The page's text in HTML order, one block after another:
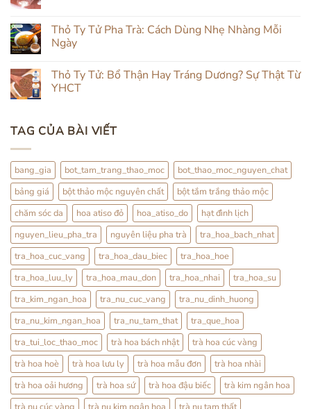
Đắp
Mặt
&
Mộc
Trong
Ra
Đình
Lịch
Kết
luận
Review
Lịch
Thỏ Ty Tử Pha Trà: Cách Dùng Nhẹ Nhàng Mỗi
Ngày
bình
luận
Pha
Trà:
Nhẹ
Nhàng
Mỗi
Ngày
Thỏ Ty Tử: Bổ Thận Hay Tráng Dương? Sự Thật Từ
YHCT
bình
luận
ở
Tử:
Bổ
Thận
Hay
Tráng
Dương?
Sự
Thật
Từ
YHCT
TAG CỦA BÀI VIẾT
bang_gia bot_tam_trang_thao_moc
bot_thao_moc_nguyen_chat
bảng giá
bột thảo mộc nguyên chất
bột tắm trắng thảo mộc
chăm sóc da
hoa atiso đỏ hoa_atiso_do
hạt đình lịch
nguyen_lieu_pha_tra
nguyên liệu pha trà
tra_hoa_bach_nhat
tra_hoa_cuc_vang
tra_hoa_dau_biec
tra_hoa_hoe
tra_hoa_luu_ly
tra_hoa_mau_don tra_hoa_nhai
tra_hoa_su
tra_kim_ngan_hoa
tra_nu_cuc_vang
tra_nu_dinh_huong
tra_nu_kim_ngan_hoa
tra_nu_tam_that
tra_que_hoa
tra_tui_loc_thao_moc
trà hoa bách nhật
trà hoa cúc vàng
trà hoa hoè
trà hoa lưu ly trà hoa mẫu đơn
trà hoa nhài
trà hoa oải hương
trà hoa sứ trà hoa đậu biếc
trà kim ngân hoa